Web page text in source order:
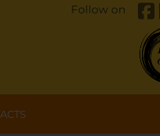
Follow on